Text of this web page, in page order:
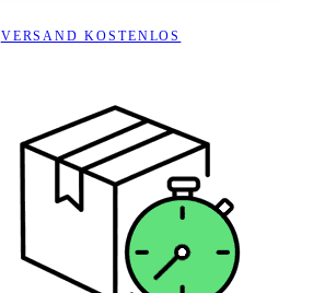
VERSAND KOSTENLOS